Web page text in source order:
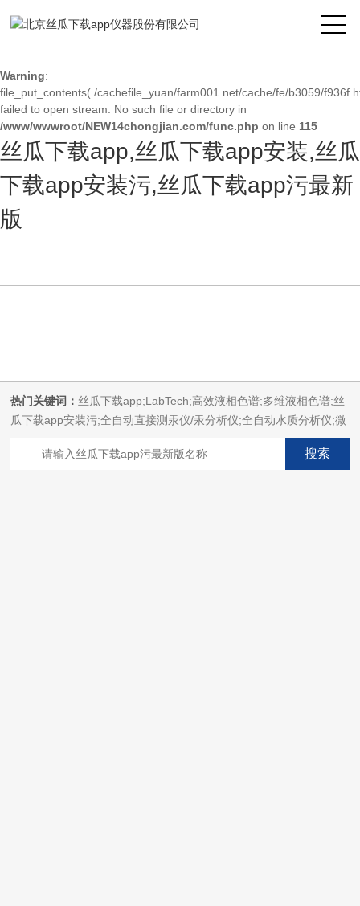
Warning: mkdir(): No space left on device in
Warning:
file_put_contents(./cachefile_yuan/farm001.net/cache/fe/b3059/
failed to open stream: No such file or directory in
/www/wwwroot/NEW14chongjian.com/func.php on line 115
丝瓜下载app,丝瓜下载app安装,丝瓜
下载app安装污,丝瓜下载app污最新
版
热门关键词： 丝瓜下载app;LabTech;高效液相色谱;多维液相色谱;丝
瓜下载app安装污;全自动直接测汞仪/汞分析仪;全自动水质分析仪;微
波消解萃取系统;微波合成系统;微波灰化磺化系统;全自动固相萃取系
统;Dryvap全自动溶剂蒸发系统;激光固体烧蚀进样系统;循环水冷却